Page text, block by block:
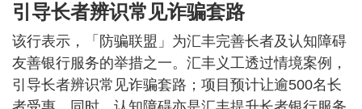
引导长者辨识常见诈骗套路
该行表示，「防骗联盟」为汇丰完善长者及认知障碍
友善银行服务的举措之一。汇丰义工透过情境案例，
引导长者辨识常见诈骗套路；项目预计让逾500名长